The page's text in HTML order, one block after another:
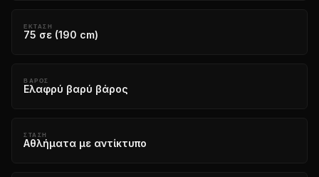
ΈΚΤΑΣΗ
75 σε (190 cm)
ΒΆΡΟΣ
Ελαφρύ βαρύ βάρος
ΣΤΆΣΗ
Αθλήματα με αντίκτυπο